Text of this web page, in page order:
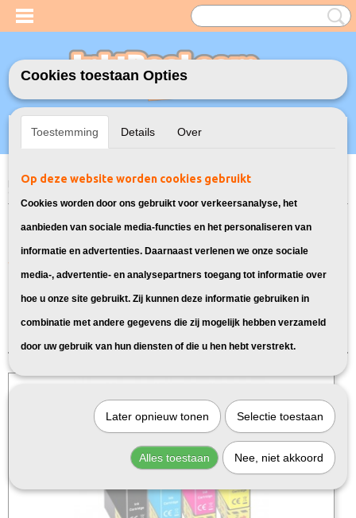
Inloggen Registreren
UW WINKELWAGEN
Home>Model Printer>T1291 - T1294 Inkt cartridges voor Epson
Bekijk alle printerinkt voor de Epson
WorkForce WF-3520DWF
Cookies toestaan Opties
Toestemming Details Over
Op deze website worden cookies gebruikt
Cookies worden door ons gebruikt voor verkeersanalyse, het
aanbieden van sociale media-functies en het personaliseren van
informatie en advertenties. Daarnaast verlenen we onze sociale
media-, advertentie- en analysepartners toegang tot informatie over
hoe u onze site gebruikt. Zij kunnen deze informatie gebruiken in
combinatie met andere gegevens die zij mogelijk hebben verzameld
door uw gebruik van hun diensten of die u hen hebt verstrekt.
Later opnieuw tonen Selectie toestaan
Alles toestaan Nee, niet akkoord